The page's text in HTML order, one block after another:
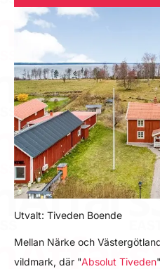
Utvalt: Tiveden Boende
Mellan Närke och
vildmark, där "Absolut Tiveden